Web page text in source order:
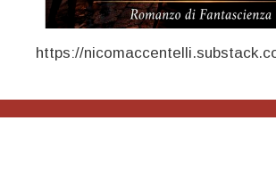
https://